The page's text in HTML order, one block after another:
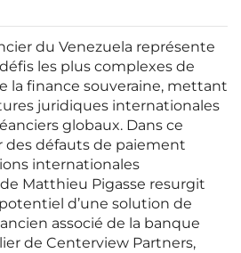
du Venezuela représente
les plus complexes de
la finance souveraine, mettant
juridiques internationales
globaux. Dans ce
défauts de paiement
internationales
Matthieu Pigasse resurgit
d’une solution de
associé de la banque
de Centerview Partners,